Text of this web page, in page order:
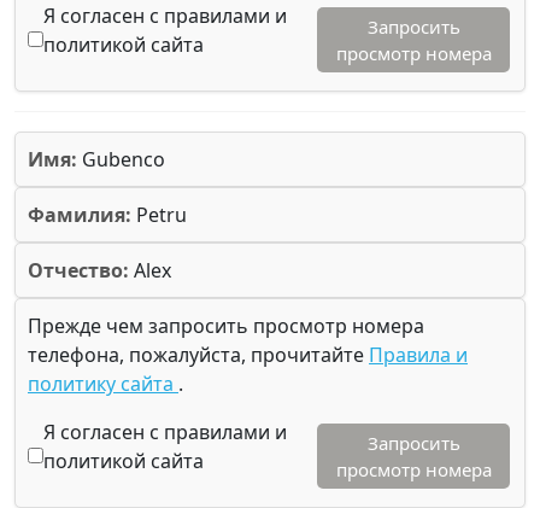
Я согласен с правилами и
политикой сайта
Запросить
просмотр номера
Имя: Gubenco
Фамилия: Petru
Отчество: Alex
Прежде чем запросить просмотр номера
телефона, пожалуйста, прочитайте Правила и
политику сайта .
Я согласен с правилами и
политикой сайта
Запросить
просмотр номера